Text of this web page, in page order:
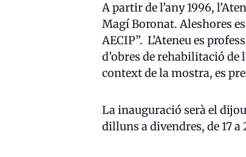
A partir de l’any 1996,
Magí Boronat. Aleshores
AECIP”. L’Ateneu es
d’obres de rehabilitació
context de la mostra, es
La inauguració serà el
dilluns a divendres, de 17 a